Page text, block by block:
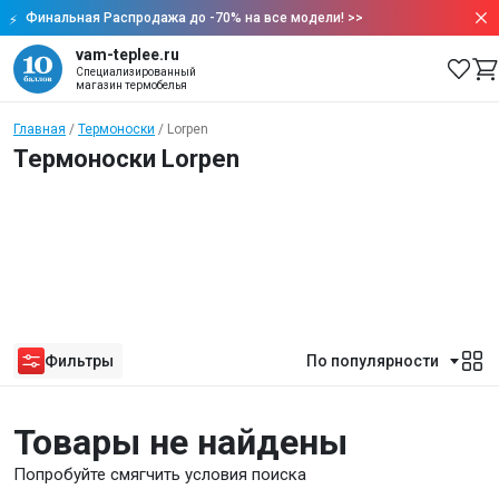
Финальная Распродажа до -70% на все модели! >>
vam-teplee.ru
Специализированный
магазин термобелья
Главная Термоноски Lorpen
Термоноски Lorpen
Фильтры По популярности
Товары не найдены
Попробуйте смягчить условия поиска